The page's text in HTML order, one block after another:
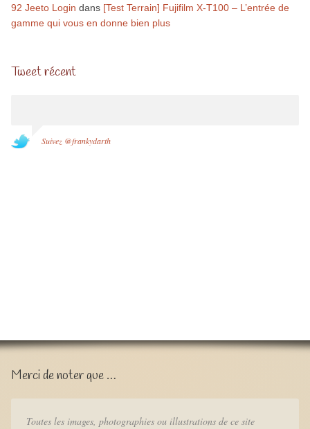
92 Jeeto Login dans [Test Terrain] Fujifilm X-T100 – L’entrée de
gamme qui vous en donne bien plus
Tweet récent
Suivez @frankydarth
Merci de noter que …
Toutes les images, photographies ou illustrations de ce site